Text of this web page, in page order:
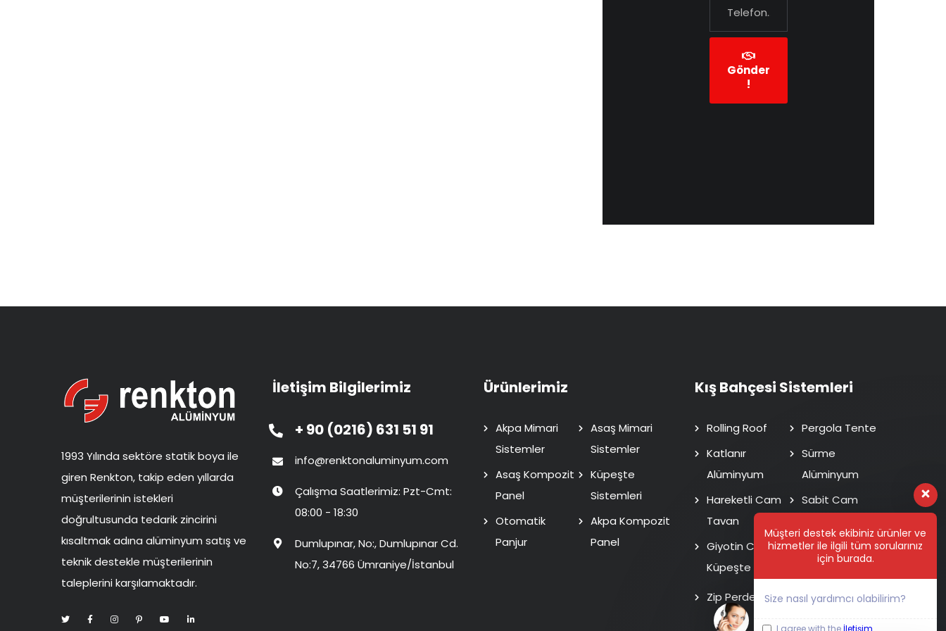
Gönder
!
1993 Yılında sektöre statik boya ile
giren Renkton, takip eden yıllarda
müşterilerinin istekleri
doğrultusunda tedarik zincirini
kısaltmak adına alüminyum satış ve
teknik destekle müşterilerinin
taleplerini karşılamaktadır.
İletişim Bilgilerimiz
+ 90 (0216) 631 51 91
info@renktonaluminyum.com
Çalışma Saatlerimiz: Pzt-Cmt:
08:00 - 18:30
Dumlupınar, No:, Dumlupınar Cd.
No:7, 34766 Ümraniye/İstanbul
Ürünlerimiz
Akpa Mimari
Sistemler
Asaş Mimari
Sistemler
Asaş Kompozit
Panel
Küpeşte
Sistemleri
Otomatik
Panjur
Akpa Kompozit
Panel
Kış Bahçesi Sistemleri
Rolling Roof
Pergola Tente
Katlanır
Alüminyum
Sürme
Alüminyum
Hareketli Cam
Tavan
Sabit Cam
Giyotin Cam
Küpeşte
Isı Cam Sürme
Zip Perde
Müşteri destek ekibiniz ürünler ve
hizmetler ile ilgili tüm sorularınız
için burada.
Size nasıl yardımcı olabilirim?
I agree with the İletişim